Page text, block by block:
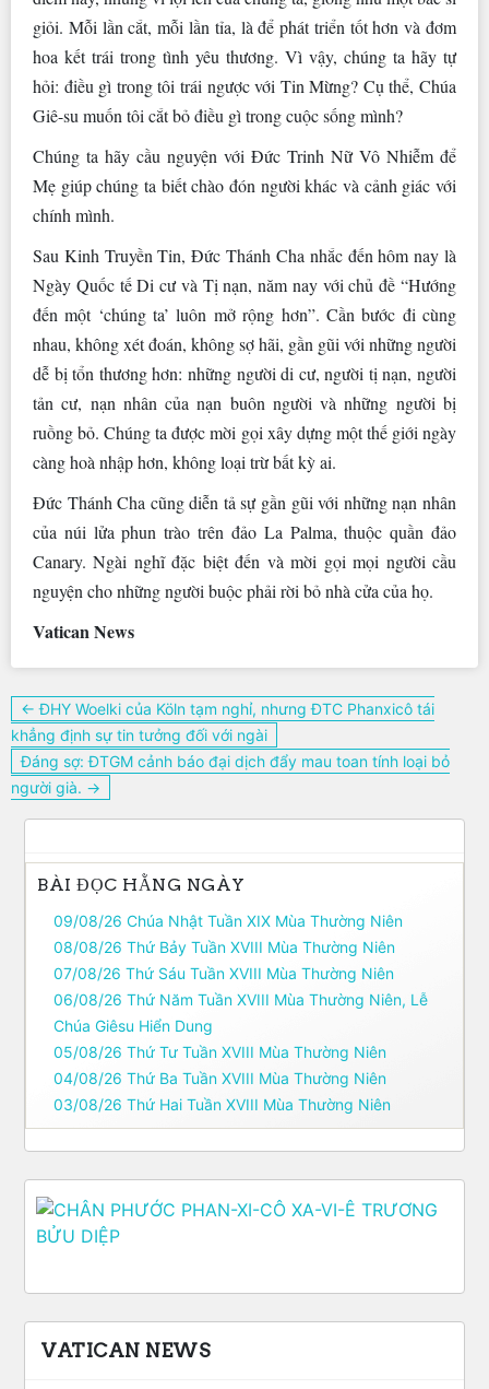
giỏi. Mỗi lần cắt, mỗi lần tỉa, là để phát triển tốt hơn và đơm
hoa kết trái trong tình yêu thương. Vì vậy, chúng ta hãy tự
hỏi: điều gì trong tôi trái ngược với Tin Mừng? Cụ thể, Chúa
Giê-su muốn tôi cắt bỏ điều gì trong cuộc sống mình?
Chúng ta hãy cầu nguyện với Đức Trinh Nữ Vô Nhiễm để
Mẹ giúp chúng ta biết chào đón người khác và cảnh giác với
chính mình.
Sau Kinh Truyền Tin, Đức Thánh Cha nhắc đến hôm nay là
Ngày Quốc tế Di cư và Tị nạn, năm nay với chủ đề “Hướng
đến một ‘chúng ta’ luôn mở rộng hơn”. Cần bước đi cùng
nhau, không xét đoán, không sợ hãi, gần gũi với những người
dễ bị tổn thương hơn: những người di cư, người tị nạn, người
tản cư, nạn nhân của nạn buôn người và những người bị
ruồng bỏ. Chúng ta được mời gọi xây dựng một thế giới ngày
càng hoà nhập hơn, không loại trừ bất kỳ ai.
Đức Thánh Cha cũng diễn tả sự gần gũi với những nạn nhân
của núi lửa phun trào trên đảo La Palma, thuộc quần đảo
Canary. Ngài nghĩ đặc biệt đến và mời gọi mọi người cầu
nguyện cho những người buộc phải rời bỏ nhà cửa của họ.
Vatican News
Điều
hướng
bài
viết
← ĐHY Woelki của Köln tạm nghỉ, nhưng ĐTC Phanxicô tái
khẳng định sự tin tưởng đối với ngài
Đáng sợ: ĐTGM cảnh báo đại dịch đẩy mau toan tính loại bỏ
người già. →
BÀI ĐỌC HẰNG NGÀY
09/08/26 Chúa Nhật Tuần XIX Mùa Thường Niên
08/08/26 Thứ Bảy Tuần XVIII Mùa Thường Niên
07/08/26 Thứ Sáu Tuần XVIII Mùa Thường Niên
06/08/26 Thứ Năm Tuần XVIII Mùa Thường Niên, Lễ
Chúa Giêsu Hiển Dung
05/08/26 Thứ Tư Tuần XVIII Mùa Thường Niên
04/08/26 Thứ Ba Tuần XVIII Mùa Thường Niên
03/08/26 Thứ Hai Tuần XVIII Mùa Thường Niên
VATICAN NEWS